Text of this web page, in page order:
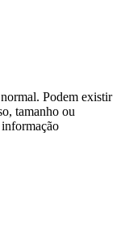
Podem existir
tamanho ou
informação